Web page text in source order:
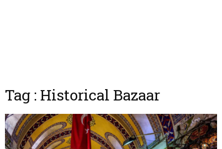
Tag : Historical Bazaar